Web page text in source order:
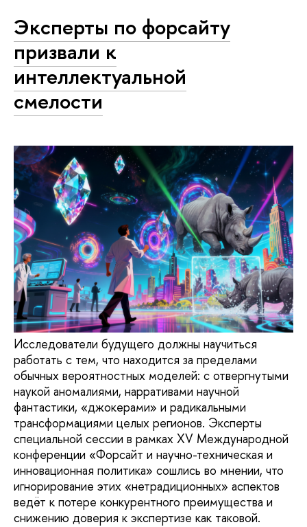
Эксперты по форсайту
призвали к
интеллектуальной
смелости
Исследователи будущего должны научиться
работать с тем, что находится за пределами
обычных вероятностных моделей: с отвергнутыми
наукой аномалиями, нарративами научной
фантастики, «джокерами» и радикальными
трансформациями целых регионов. Эксперты
специальной сессии в рамках XV Международной
конференции «Форсайт и научно-техническая и
инновационная политика» сошлись во мнении, что
игнорирование этих «нетрадиционных» аспектов
ведёт к потере конкурентного преимущества и
снижению доверия к экспертизе как таковой.